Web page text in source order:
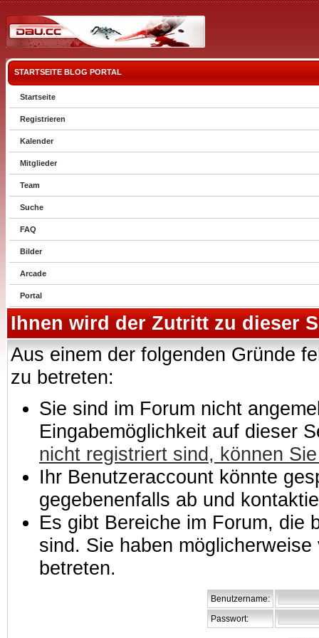
STARTSEITE BLOG PORTAL
Startseite
Registrieren
Kalender
Mitglieder
Team
Suche
FAQ
Bilder
Arcade
Portal
Ihnen wird der Zutritt zu dieser
Aus einem der folgenden Gründe
zu betreten:
Sie sind im Forum nicht
Eingabemöglichkeit auf dieser
nicht registriert sind, können
Ihr Benutzeraccount könnte
gegebenenfalls ab und
Es gibt Bereiche im Forum, die
sind. Sie haben
betreten.
Benutzername:
Passwort: